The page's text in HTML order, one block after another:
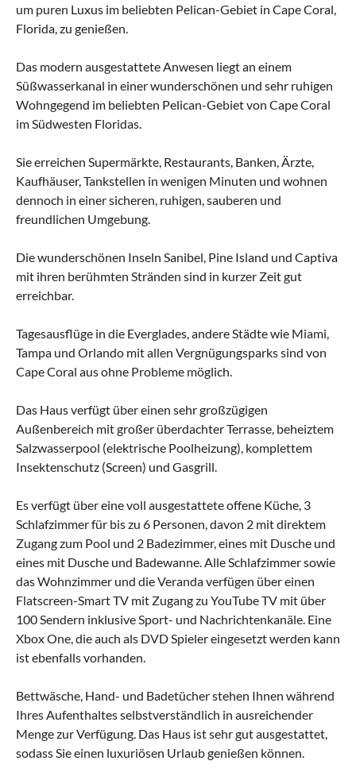
um puren Luxus im beliebten Pelican-Gebiet in Cape Coral,
Florida, zu genießen.
Das modern ausgestattete Anwesen liegt an einem
Süßwasserkanal in einer wunderschönen und sehr ruhigen
Wohngegend im beliebten Pelican-Gebiet von Cape Coral
im Südwesten Floridas.
Sie erreichen Supermärkte, Restaurants, Banken, Ärzte,
Kaufhäuser, Tankstellen in wenigen Minuten und wohnen
dennoch in einer sicheren, ruhigen, sauberen und
freundlichen Umgebung.
Die wunderschönen Inseln Sanibel, Pine Island und Captiva
mit ihren berühmten Stränden sind in kurzer Zeit gut
erreichbar.
Tagesausflüge in die Everglades, andere Städte wie Miami,
Tampa und Orlando mit allen Vergnügungsparks sind von
Cape Coral aus ohne Probleme möglich.
Das Haus verfügt über einen sehr großzügigen
Außenbereich mit großer überdachter Terrasse, beheiztem
Salzwasserpool (elektrische Poolheizung), komplettem
Insektenschutz (Screen) und Gasgrill.
Es verfügt über eine voll ausgestattete offene Küche, 3
Schlafzimmer für bis zu 6 Personen, davon 2 mit direktem
Zugang zum Pool und 2 Badezimmer, eines mit Dusche und
eines mit Dusche und Badewanne. Alle Schlafzimmer sowie
das Wohnzimmer und die Veranda verfügen über einen
Flatscreen-Smart TV mit Zugang zu YouTube TV mit über
100 Sendern inklusive Sport- und Nachrichtenkanäle. Eine
Xbox One, die auch als DVD Spieler eingesetzt werden kann
ist ebenfalls vorhanden.
Bettwäsche, Hand- und Badetücher stehen Ihnen während
Ihres Aufenthaltes selbstverständlich in ausreichender
Menge zur Verfügung. Das Haus ist sehr gut ausgestattet,
sodass Sie einen luxuriösen Urlaub genießen können.